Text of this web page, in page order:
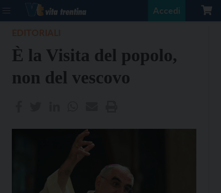
Accedi
È la Visita del popolo,
non del vescovo